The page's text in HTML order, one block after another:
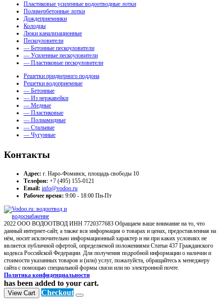
Пластиковые усиленные водоотводные лотки
Полимербетонные лотки
Дождеприемники
Колодцы
Люки канализационные
Пескоуловители
— Бетонные пескоуловители
— Усиленные пескоуловители
— Пластиковые пескоуловители
Решетки придверного поддона
Решетки водоприемные
— Бетонные
— Из нержавейки
— Медные
— Пластиковые
— Полиамидные
— Стальные
— Чугунные
Контакты
Адрес: г. Наро-Фоминск, площадь свободы 10
Телефон: +7 (495) 155-0121
Email: info@vodoo.ru
Рабочее время: 9:00 - 18:00 Пн-Пт
2022 ООО ВОДООТВОД ИНН 7720377683 Обращаем ваше внимание на то, что
данный интернет-сайт, а также вся информация о товарах и ценах, предоставленная на
нём, носит исключительно информационный характер и ни при каких условиях не
является публичной офертой, определяемой положениями Статьи 437 Гражданского
кодекса Российской Федерации. Для получения подробной информации о наличии и
стоимости указанных товаров и (или) услуг, пожалуйста, обращайтесь к менеджеру
сайта с помощью специальной формы связи или по электронной почте.
Политика конфиденциальности
has been added to your cart.
View Cart Checkout